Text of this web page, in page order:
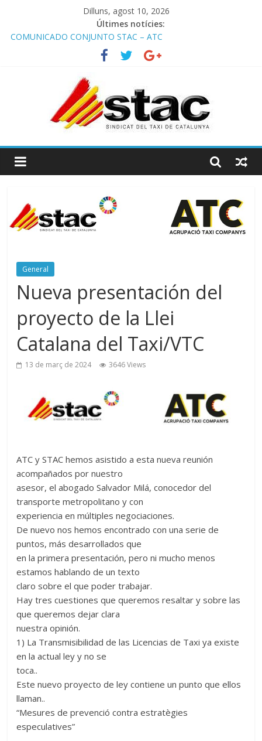
Dilluns, agost 10, 2026
Últimes notícies:
COMUNICADO CONJUNTO STAC – ATC
Comunicado STAC/ ATC de la reunión con los Mossos d
‘Esquadra del aeropuerto de Barcelona.
Programa de Radio TAXI LIBRE 29.07.2026 en COOLTURA FM.
STAC/ATC SOLICITAN TAULA TÈCNICA PARA MEJORAR LA
OPERATIVA DE ENTRADA EN EL PUERTO DE BARCELONA.
Programa de Radio TAXI LIBRE 22.07.2026 en COOLTURA FM.
General
Nueva presentación del
proyecto de la Llei
Catalana del Taxi/VTC
13 de març de 2024 3646 Views
ATC y STAC hemos asistido a esta nueva reunión
acompañados por nuestro
asesor, el abogado Salvador Milá, conocedor del
transporte metropolitano y con
experiencia en múltiples negociaciones.
De nuevo nos hemos encontrado con una serie de
puntos, más desarrollados que
en la primera presentación, pero ni mucho menos
estamos hablando de un texto
claro sobre el que poder trabajar.
Hay tres cuestiones que queremos resaltar y sobre las
que queremos dejar clara
nuestra opinión.
1) La Transmisibilidad de las Licencias de Taxi ya existe
en la actual ley y no se
toca..
Este nuevo proyecto de ley contiene un punto que ellos
llaman..
“Mesures de prevenció contra estratègies
especulatives”